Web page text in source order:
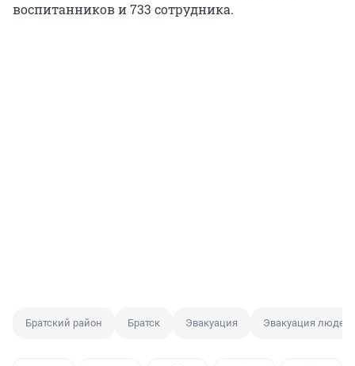
воспитанников и 733 сотрудника.
Братский район Братск Эвакуация Эвакуация людей